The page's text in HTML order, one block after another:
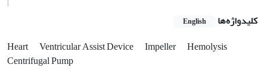
کلیدواژه‌ها English
Heart Ventricular Assist Device Impeller Hemolysis
Centrifugal Pump